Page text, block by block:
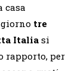
casa
tre
Italia si
rapporto, per